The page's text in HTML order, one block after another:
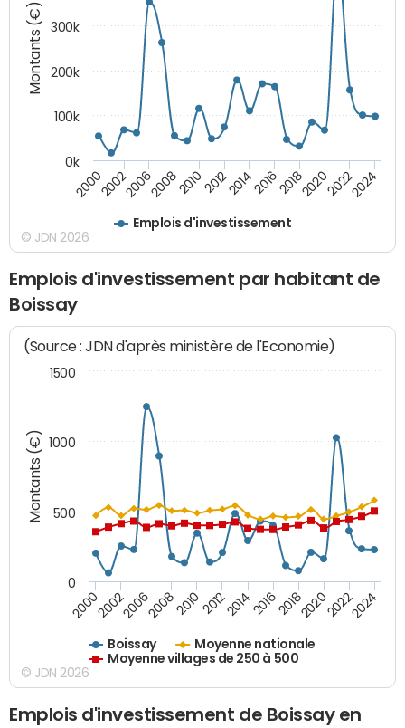
Montants (€)
Emplois d'investissement
200020022006200820102012201420162018202020222024
0k
100k
200k
300k
© JDN 2026
Emplois d'investissement par habitant de
Boissay
Montants (€)
(Source : JDN d'après ministère de l'Economie)
Boissay
Moyenne nationale
Moyenne villages de 250 à 500
200020022006200820102012201420162018202020222024
0
500
1000
1500
© JDN 2026
Emplois d'investissement de Boissay en